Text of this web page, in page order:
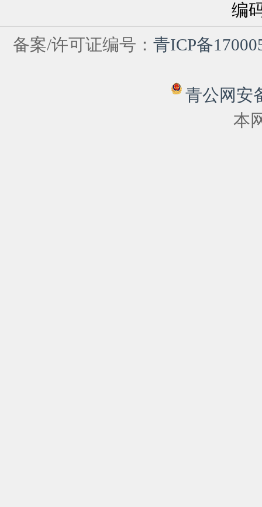
编
备案/许可证编号： 青ICP备
青公网安
本